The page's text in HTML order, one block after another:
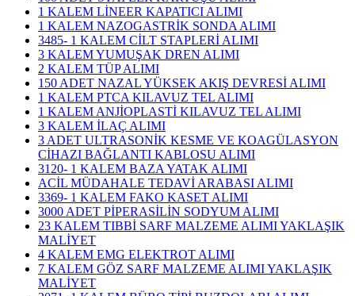
1 KALEM LİNEER KAPATICI ALIMI
1 KALEM NAZOGASTRİK SONDA ALIMI
3485- 1 KALEM CİLT STAPLERİ ALIMI
3 KALEM YUMUŞAK DREN ALIMI
2 KALEM TÜP ALIMI
150 ADET NAZAL YÜKSEK AKIŞ DEVRESİ ALIMI
1 KALEM PTCA KILAVUZ TEL ALIMI
1 KALEM ANJİOPLASTİ KILAVUZ TEL ALIMI
3 KALEM İLAÇ ALIMI
3 ADET ULTRASONİK KESME VE KOAGÜLASYON
CİHAZI BAĞLANTI KABLOSU ALIMI
3120- 1 KALEM BAZA YATAK ALIMI
ACİL MÜDAHALE TEDAVİ ARABASI ALIMI
3369- 1 KALEM FAKO KASET ALIMI
3000 ADET PİPERASİLİN SODYUM ALIMI
23 KALEM TIBBİ SARF MALZEME ALIMI YAKLAŞIK
MALİYET
4 KALEM EMG ELEKTROT ALIMI
7 KALEM GÖZ SARF MALZEME ALIMI YAKLAŞIK
MALİYET